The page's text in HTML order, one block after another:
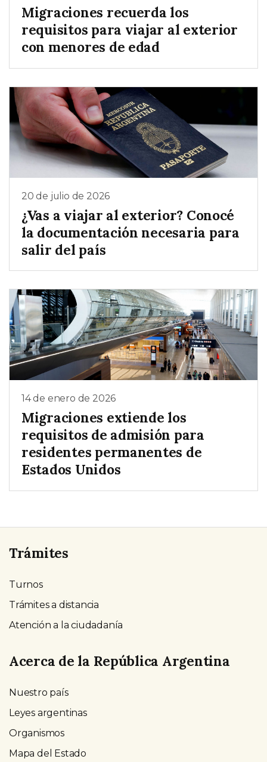
Migraciones recuerda los
requisitos para viajar al exterior
con menores de edad
20 de julio de 2026
¿Vas a viajar al exterior? Conocé
la documentación necesaria para
salir del país
14 de enero de 2026
Migraciones extiende los
requisitos de admisión para
residentes permanentes de
Estados Unidos
Trámites
Turnos
Trámites a distancia
Atención a la ciudadanía
Acerca de la República Argentina
Nuestro país
Leyes argentinas
Organismos
Mapa del Estado